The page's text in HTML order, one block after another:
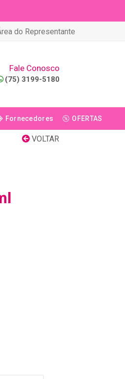
do Representante
Fale Conosco
(75) 3199-5180
Fornecedores OFERTAS
VOLTAR